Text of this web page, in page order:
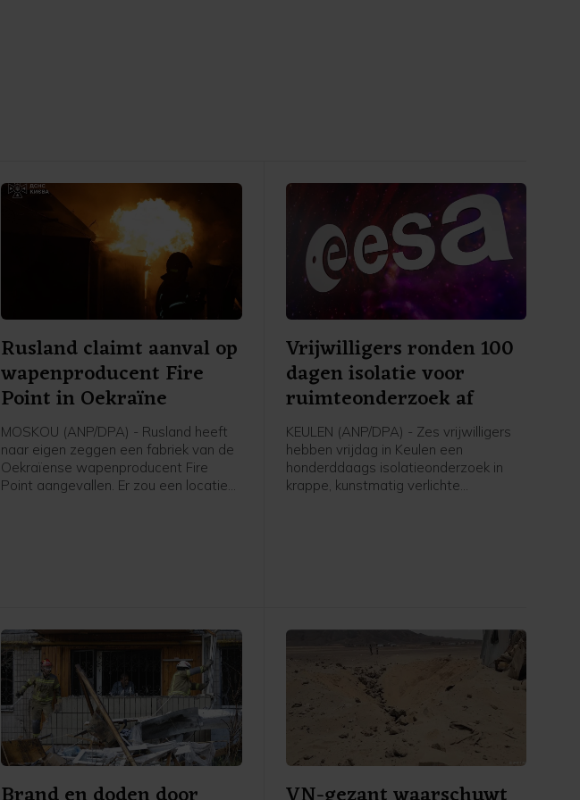
Rusland claimt aanval op
wapenproducent Fire
Point in Oekraïne
MOSKOU (ANP/DPA) - Rusland heeft
naar eigen zeggen een fabriek van de
Oekraïense wapenproducent Fire
Point aangevallen. Er zou een locatie
Vrijwilligers ronden 100
dagen isolatie voor
ruimteonderzoek af
KEULEN (ANP/DPA) - Zes vrijwilligers
hebben vrijdag in Keulen een
honderddaags isolatieonderzoek in
krappe, kunstmatig verlichte